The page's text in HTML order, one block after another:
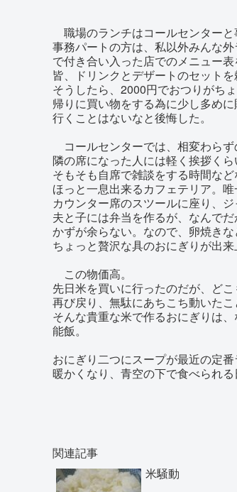
職場のランチはコールセンターと
事務パートの方は、私以外みんな
で付き合い入った店でのメニュー
皆、ドリンクとデザートのセット
そうしたら、2000円でおつりがち
帰りに買い物をする為に少し多め
行くことはないなと後悔した。
コールセンターでは、相変わらず
隣の席になった人には軽く挨拶く
そもそも自席で雑談をする時間な
ほっと一息出来るカフェテリア。唯
カウンター席のスツールに座り、
夫と子には弁当を作るが、なんで
かずが余らない。なので、卵焼き
ちょっと贅沢な具のおにぎりが出来
この物価高。
先日米を買いに行ったのだが、ど
再び戻り、無駄にあちこち動いたこ
そんな貴重な米で作るおにぎりは
能飯。
おにぎり二つにスープが最近の定番
暖かくなり、青空の下で食べられる
関連記事
米騒動